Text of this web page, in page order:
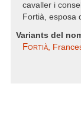
cavaller i
Fortià, esposa
Variants del
Fortià,